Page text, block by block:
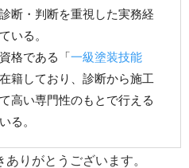
断・判断を重視した実務経
いる。
格である「一級塗装技能
籍しており、診断から施工
高い専門性のもとで行える
る。
りがとうございます。